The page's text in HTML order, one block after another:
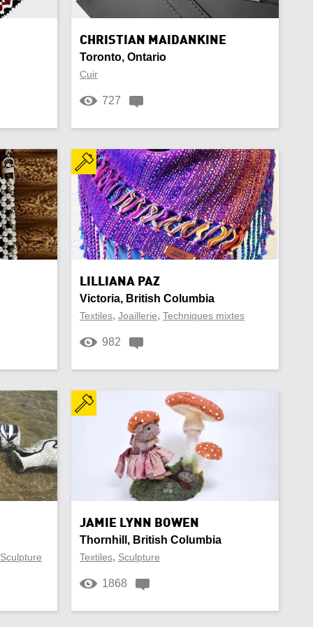
Pierre semi-précieuse
Souvenir
Tapis
Vaissellerie
Vase
Vitrail
CHRISTIAN MAIDANKINE
Toronto, Ontario
Cuir
727
LILLIANA PAZ
Victoria, British Columbia
Textiles, Joaillerie, Techniques mixtes
982
Sculpture
JAMIE LYNN BOWEN
Thornhill, British Columbia
Textiles, Sculpture
1868